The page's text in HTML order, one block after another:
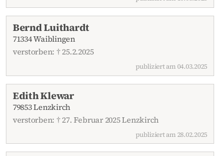
Bernd Luithardt
71334 Waiblingen
verstorben: † 25.2.2025
publiziert am 04.03.2025
Edith Klewar
79853 Lenzkirch
verstorben: † 27. Februar 2025 Lenzkirch
publiziert am 28.02.2025